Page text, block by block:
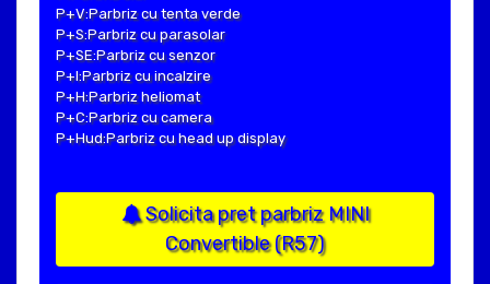
P+V:Parbriz cu tenta verde
P+S:Parbriz cu parasolar
P+SE:Parbriz cu senzor
P+I:Parbriz cu incalzire
P+H:Parbriz heliomat
P+C:Parbriz cu camera
P+Hud:Parbriz cu head up display
Solicita pret parbriz MINI
Convertible (R57)